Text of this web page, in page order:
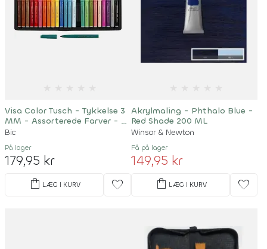
Visa Color Tusch - Tykkelse 3
MM - Assorterede Farver - 24
Stk
Bic
På lager
179,95 kr
shopping_bag LÆG I KURV favorite
Akrylmaling - Phthalo Blue -
Red Shade 200 ML
Winsor & Newton
Få på lager
149,95 kr
shopping_bag LÆG I KURV favorite